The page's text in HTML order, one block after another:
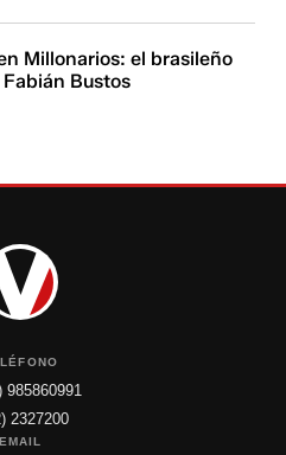
Millonarios: el brasileño
Bustos
985860991
2327200
EMAIL